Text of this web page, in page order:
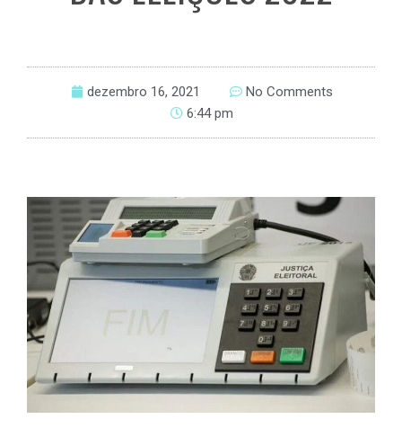
dezembro 16, 2021
No Comments
6:44 pm